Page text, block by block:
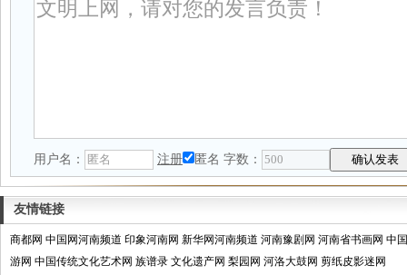
用户名： 注册 匿名 字数：
友情链接
商都网 中国网河南频道 印象河南网 新华网河南频道 河南豫剧网 河南省书画网 中
游网 中国传统文化艺术网 族谱录 文化遗产网 梨园网 河洛大鼓网 剪纸皮影迷网